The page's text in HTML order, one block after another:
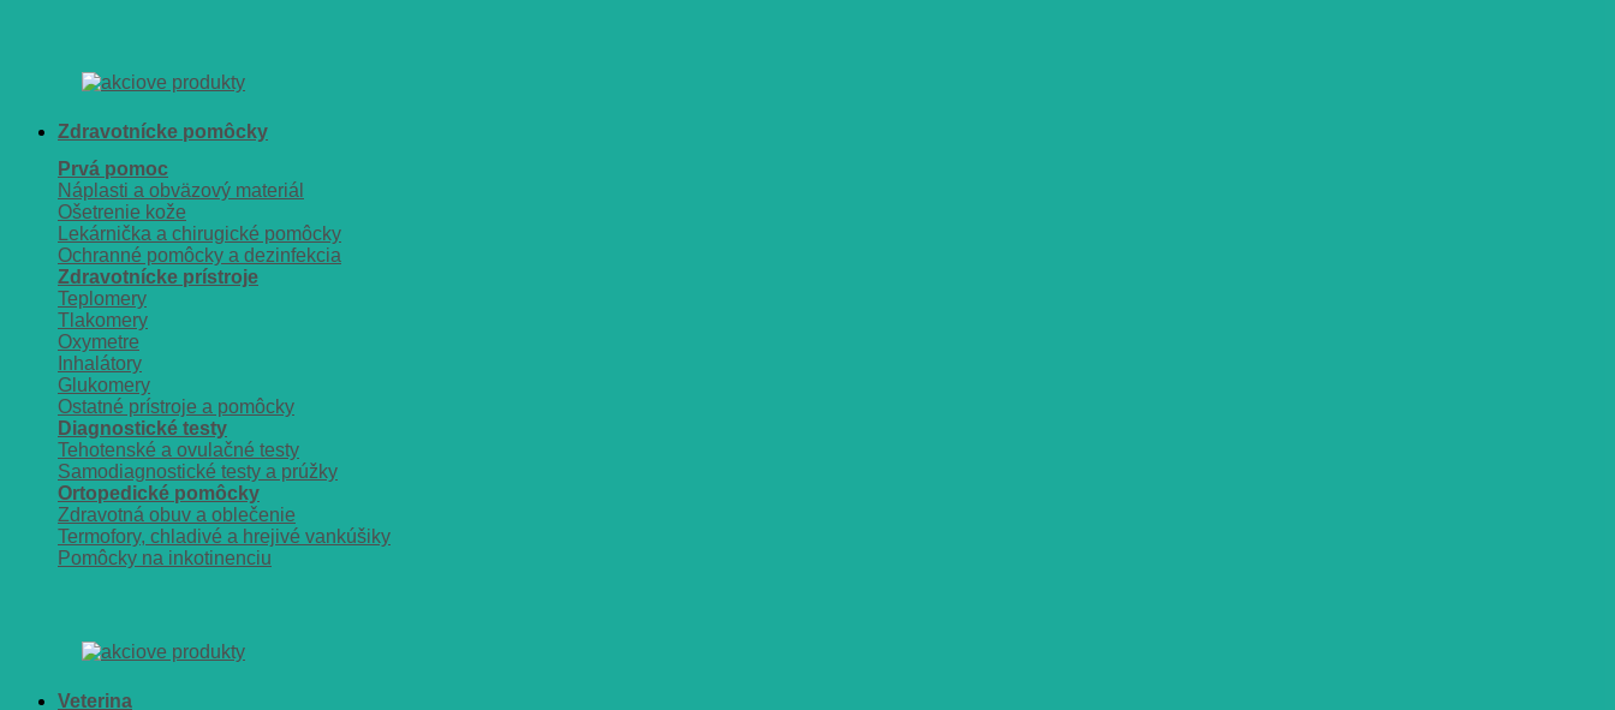
Zdravotnícke pomôcky
Prvá pomoc
Náplasti a obväzový materiál
Ošetrenie kože
Lekárnička a chirugické pomôcky
Ochranné pomôcky a dezinfekcia
Zdravotnícke prístroje
Teplomery
Tlakomery
Oxymetre
Inhalátory
Glukomery
Ostatné prístroje a pomôcky
Diagnostické testy
Tehotenské a ovulačné testy
Samodiagnostické testy a prúžky
Ortopedické pomôcky
Zdravotná obuv a oblečenie
Termofory, chladivé a hrejivé vankúšiky
Pomôcky na inkotinenciu
Veterina